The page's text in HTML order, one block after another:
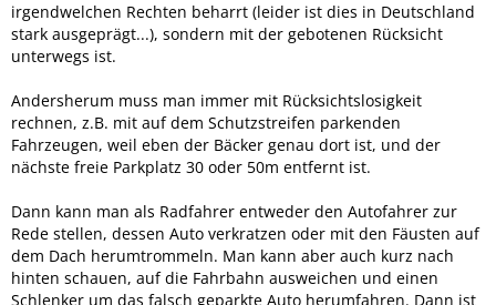
irgendwelchen Rechten beharrt (leider ist dies in Deutschland
stark ausgeprägt...), sondern mit der gebotenen Rücksicht
unterwegs ist.
Andersherum muss man immer mit Rücksichtslosigkeit
rechnen, z.B. mit auf dem Schutzstreifen parkenden
Fahrzeugen, weil eben der Bäcker genau dort ist, und der
nächste freie Parkplatz 30 oder 50m entfernt ist.
Dann kann man als Radfahrer entweder den Autofahrer zur
Rede stellen, dessen Auto verkratzen oder mit den Fäusten auf
dem Dach herumtrommeln. Man kann aber auch kurz nach
hinten schauen, auf die Fahrbahn ausweichen und einen
Schlenker um das falsch geparkte Auto herumfahren. Dann ist